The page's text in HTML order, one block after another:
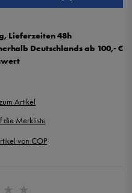
Lieferzeiten 48h
Deutschlands ab 100,- €
Artikel
von COP